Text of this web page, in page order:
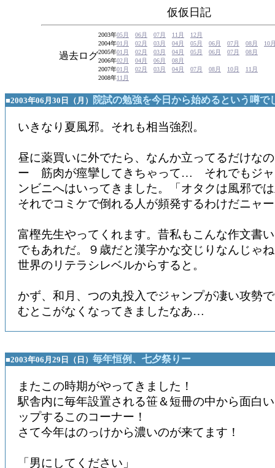
仮仮日記
過去ログ
2003年05月 06月 07月 11月
12月
2004年01月 02月 03月 04月 05月 06月 07月 08月
10
2005年01月 02月 03月 04月 05月 06月 07月
08月
2006年02月 04月 06月
08月
2007年01月 02月 03月 04月 07月 08月 10月
11月
2008年11月
■2003年06月30日（月） 院試の勉強を今日から始めるという噂で
いきなり夏風邪。それも相当強烈。
昼に薬買いに外でたら、なんか立ってるだけな
ー 筋肉が痙攣してきちゃって… それでもジャ
ンビニへはいってきました。「オタクは風邪で
それでコミケで倒れる人が頻発するわけだニャー
富樫先生やってくれます。昔私もこんな作文書
でもあれだ。９歳だと漢字かな交じりなんじゃ
世界のリテラシレベルからすると。
かず、和月、つの丸投入でジャンプが凄い攻勢
むとこがなくなってきましたなあ…
■2003年06月29日（日） 毎年恒例、七夕祭りー
またこの時期がやってきました！
駅舎内に毎年設置される笹＆短冊の中から面白
ップするこのコーナー！
さて今年はのっけから濃いのが来てます！
「男にしてください」